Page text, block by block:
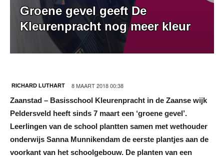
Groene gevel geeft De
Kleurenpracht nog meer kleur
RICHARD LUTHART 8 MAART 2018 00:38
Zaanstad – Basisschool Kleurenpracht in de Zaanse wijk
Peldersveld heeft sinds 7 maart een ‘groene gevel’.
Leerlingen van de school plantten samen met wethouder
onderwijs Sanna Munnikendam de eerste plantjes aan de
voorkant van het schoolgebouw. De planten van een